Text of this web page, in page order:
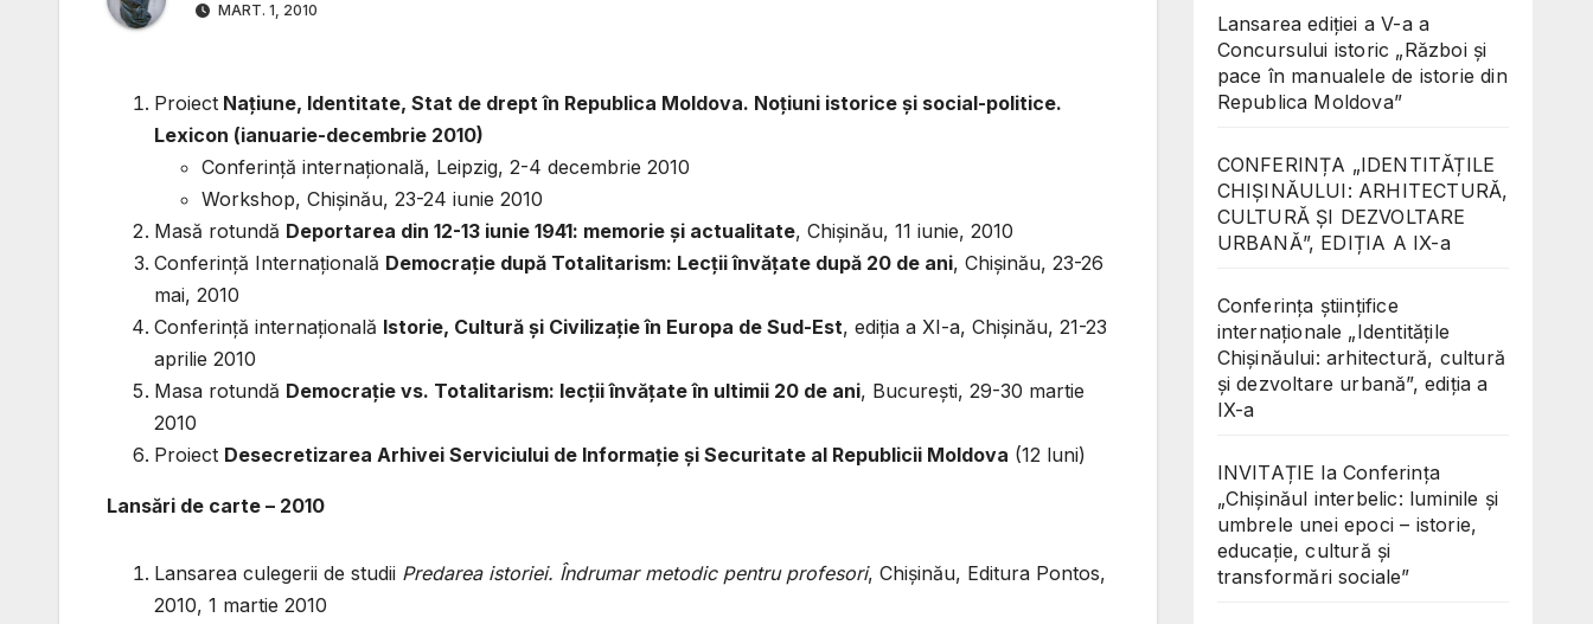
MART. 1, 2010
Proiect Naţiune, Identitate, Stat de drept în Republica Moldova. Noţiuni istorice şi social-politice.
Lexicon (ianuarie-decembrie 2010)
Conferinţă internaţională, Leipzig, 2-4 decembrie 2010
Workshop, Chişinău, 23-24 iunie 2010
Masă rotundă Deportarea din 12-13 iunie 1941: memorie şi actualitate, Chişinău, 11 iunie, 2010
Conferinţă Internaţională Democraţie după Totalitarism: Lecţii învăţate după 20 de ani, Chişinău, 23-26
mai, 2010
Conferinţă internaţională Istorie, Cultură şi Civilizaţie în Europa de Sud-Est, ediţia a XI-a, Chişinău, 21-23
aprilie 2010
Masa rotundă Democraţie vs. Totalitarism: lecţii învăţate în ultimii 20 de ani, Bucureşti, 29-30 martie
2010
Proiect Desecretizarea Arhivei Serviciului de Informaţie şi Securitate al Republicii Moldova (12 luni)
Lansări de carte – 2010
Lansarea culegerii de studii Predarea istoriei. Îndrumar metodic pentru profesori, Chişinău, Editura Pontos,
2010, 1 martie 2010
Lansarea ediției a V-a a
Concursului istoric „Război și
pace în manualele de istorie din
Republica Moldova”
CONFERINȚA „IDENTITĂȚILE
CHIȘINĂULUI: ARHITECTURĂ,
CULTURĂ ȘI DEZVOLTARE
URBANĂ”, EDIȚIA A IX-a
Conferinţa științifice
internaționale „Identitățile
Chișinăului: arhitectură, cultură
și dezvoltare urbană”, ediția a
IX-a
INVITAȚIE la Conferința
„Chișinăul interbelic: luminile și
umbrele unei epoci – istorie,
educație, cultură și
transformări sociale”